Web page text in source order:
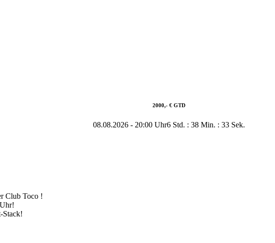
2000,- € GTD
08.08.2026- 20:00 Uhr6 Std. : 38 Min. : 33 Sek.
Club Toco !
Stack!